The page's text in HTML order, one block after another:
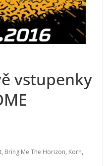
vstupenky
, Bring Me The Horizon, Korn,